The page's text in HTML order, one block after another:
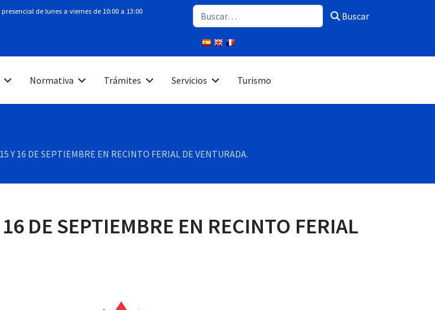
de lunes a viernes de 10:00 a 13:00 Buscar Buscar
Normativa Trámites Servicios Turismo
Y 16 DE SEPTIEMBRE EN RECINTO FERIAL DE VENTURADA.
DE SEPTIEMBRE EN RECINTO FERIAL